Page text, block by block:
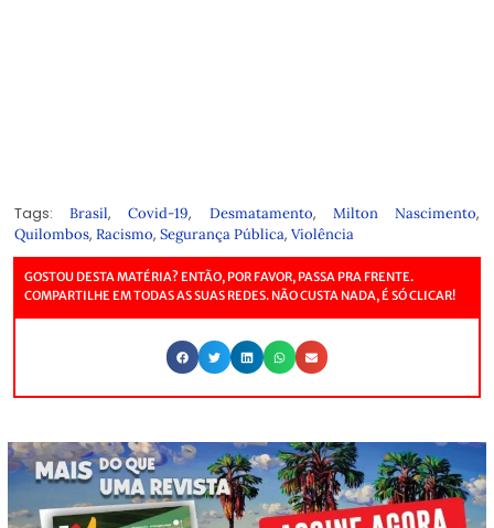
Tags:Brasil,Covid-19, Desmatamento, Milton Nascimento,
Quilombos, Racismo, Segurança Pública, Violência
GOSTOU DESTA MATÉRIA? ENTÃO, POR FAVOR, PASSA PRA FRENTE.
COMPARTILHE EM TODAS AS SUAS REDES. NÃO CUSTA NADA, É SÓ CLICAR!